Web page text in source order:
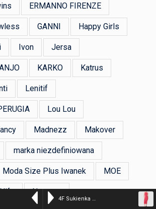
4F Sukienka z prążkowanej dzianiny damska – różowa XL
ERMANNO FIRENZE
GANNI Happy Girls
Ivon Jersa
KARKO Katrus
Lenitif
Lou Lou
Madnezz Makover
marka niezdefiniowana
Moda Size Plus Iwanek MOE
Nife Numoco